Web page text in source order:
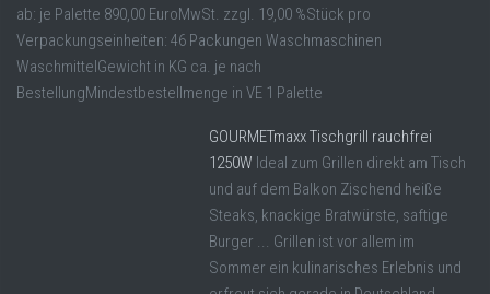
ab: je Palette 890,00 EuroMwSt. zzgl. 19,00 %Stück pro
Verpackungseinheiten: 46 Packungen Waschmaschinen
WaschmittelGewicht in KG ca. je nach
BestellungMindestbestellmenge in VE 1 Palette
GOURMETmaxx Tischgrill rauchfrei
1250W Ideal zum Grillen direkt am Tisch
und auf dem Balkon Zischend heiße
Steaks, knackige Bratwürste, saftige
Burger ... Grillen ist vor allem im
Sommer ein kulinarisches Erlebnis und